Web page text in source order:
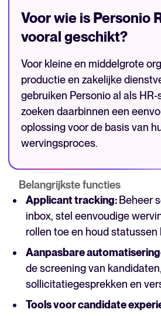
Voor wie is Personio
vooral geschikt?
Voor kleine en middelgrote
productie en zakelijke
gebruiken Personio al als
zoeken daarbinnen een
oplossing voor de basis van
wervingsproces.
Belangrijkste functies
Applicant tracking: Beheer
inbox, stel eenvoudige
rollen toe en houd statussen
Aanpasbare
de screening van
sollicitatiegesprekken en
Tools voor candidate